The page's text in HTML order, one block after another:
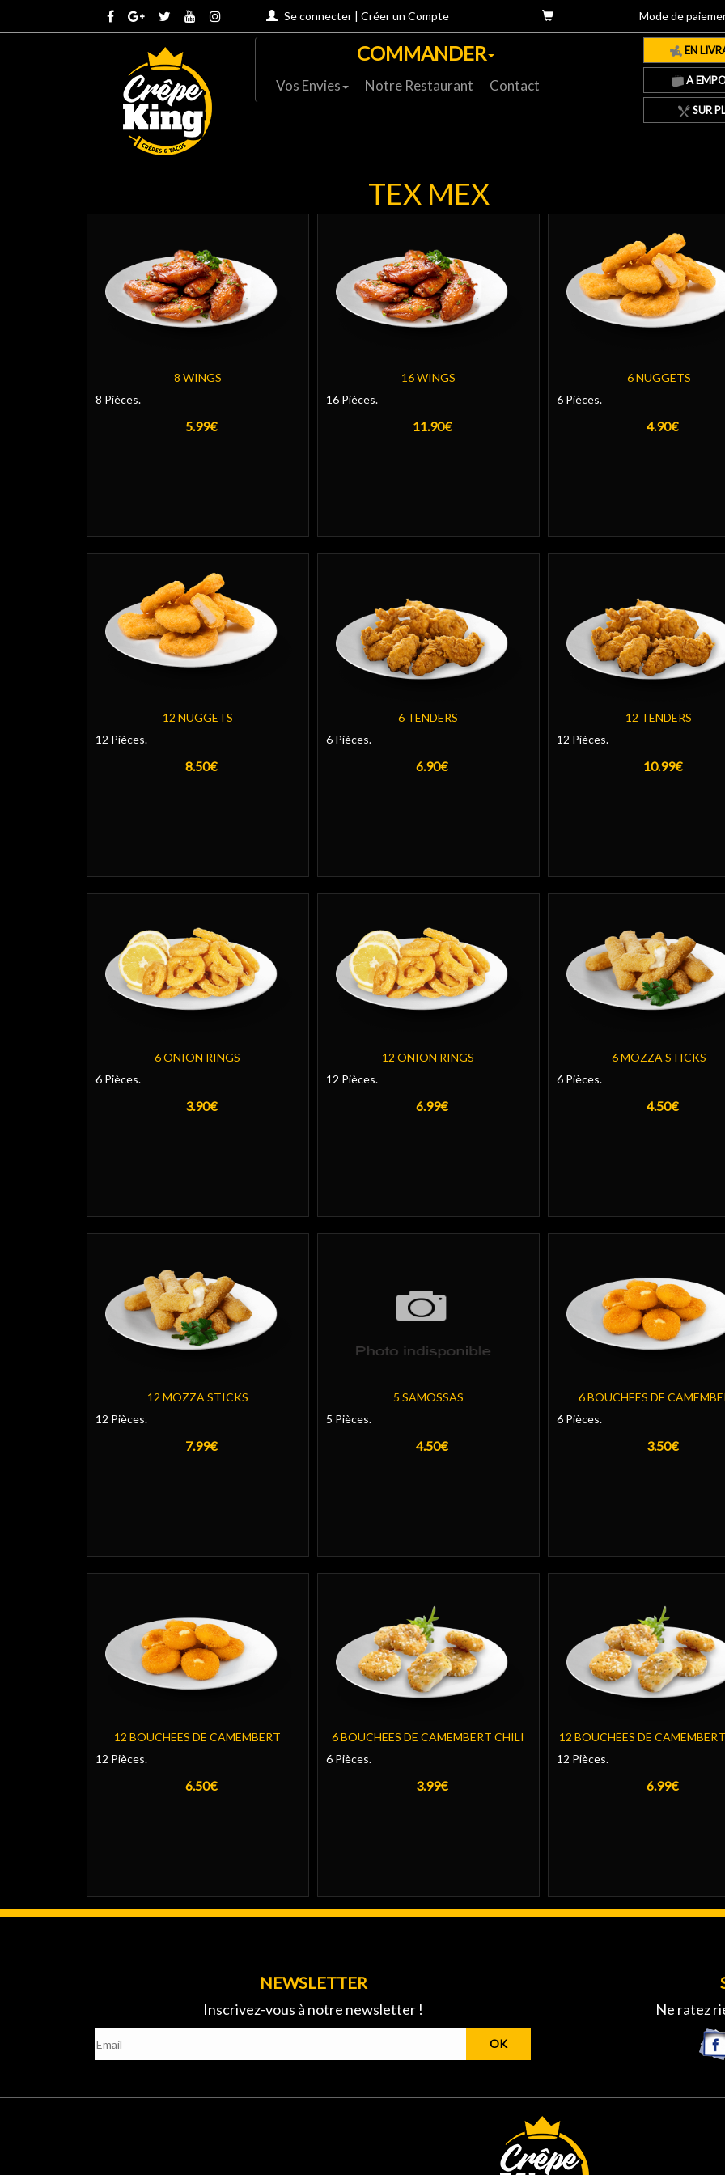
Se connecter | Créer un Compte Mode de
COMMANDER
Vos Envies Notre Restaurant Contact
EN
A
SUR
TEX MEX
8 WINGS
8 Pièces.
5.99€
16 WINGS
16 Pièces.
11.90€
6 NUGGETS
6 Pièces.
4.90€
12 NUGGETS
12 Pièces.
8.50€
6 TENDERS
6 Pièces.
6.90€
12 TENDERS
12 Pièces.
10.99€
6 ONION RINGS
6 Pièces.
3.90€
12 ONION RINGS
12 Pièces.
6.99€
6 MOZZA STICKS
6 Pièces.
4.50€
12 MOZZA STICKS
12 Pièces.
7.99€
5 SAMOSSAS
5 Pièces.
4.50€
6 BOUCHEES DE
6 Pièces.
3.50€
12 BOUCHEES DE CAMEMBERT
12 Pièces.
6.50€
6 BOUCHEES DE CAMEMBERT CHILI
6 Pièces.
3.99€
12 BOUCHEES DE
12 Pièces.
6.99€
NEWSLETTER
Inscrivez-vous à notre newsletter !
OK
Ne ratez